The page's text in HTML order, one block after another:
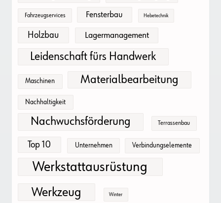
Fahrzeugservices Fensterbau Hebetechnik
Holzbau Lagermanagement
Leidenschaft fürs Handwerk
Maschinen Materialbearbeitung
Nachhaltigkeit
Nachwuchsförderung Terrassenbau
Top 10 Unternehmen Verbindungselemente
Werkstattausrüstung
Werkzeug Winter